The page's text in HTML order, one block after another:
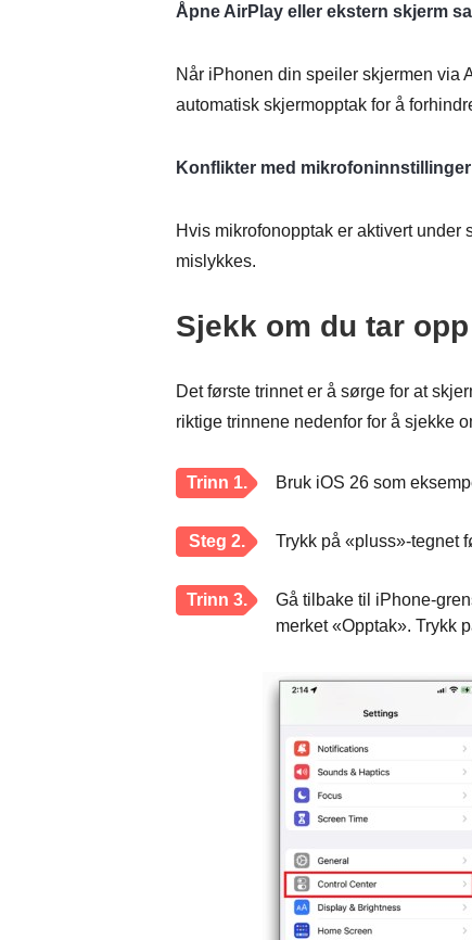
Åpne AirPlay eller ekstern skjerm
Når iPhonen din speiler skjermen via
automatisk skjermopptak for å
Konflikter med mikrofoninnstillinger
Hvis mikrofonopptak er aktivert under
mislykkes.
Sjekk om du tar
Det første trinnet er å sørge for at
riktige trinnene nedenfor for å sjekke
Trinn 1. Bruk iOS 26 som
Steg 2. Trykk på «pluss»-tegnet
Trinn 3.
Gå tilbake til iPhone-
merket «Opptak». Trykk